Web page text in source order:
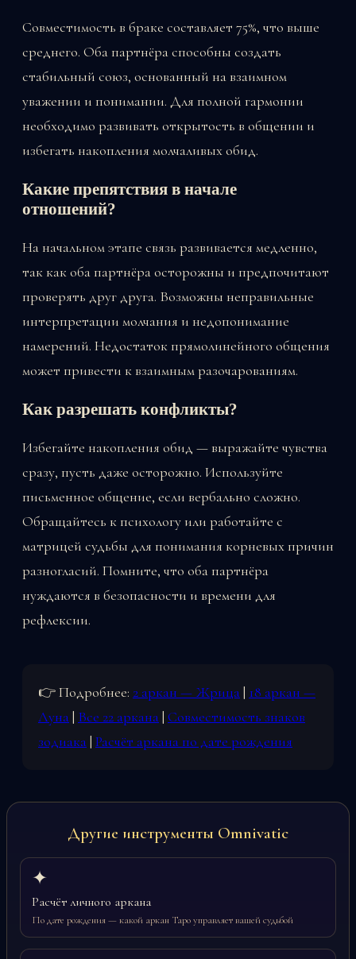
Совместимость в браке составляет 75%, что выше
среднего. Оба партнёра способны создать
стабильный союз, основанный на взаимном
уважении и понимании. Для полной гармонии
необходимо развивать открытость в общении и
избегать накопления молчаливых обид.
Какие препятствия в начале
отношений?
На начальном этапе связь развивается медленно,
так как оба партнёра осторожны и предпочитают
проверять друг друга. Возможны неправильные
интерпретации молчания и недопонимание
намерений. Недостаток прямолинейного общения
может привести к взаимным разочарованиям.
Как разрешать конфликты?
Избегайте накопления обид — выражайте чувства
сразу, пусть даже осторожно. Используйте
письменное общение, если вербально сложно.
Обращайтесь к психологу или работайте с
матрицей судьбы для понимания корневых причин
разногласий. Помните, что оба партнёра
нуждаются в безопасности и времени для
рефлексии.
👉 Подробнее: 2 аркан — Жрица| 18 аркан —
Луна| Все 22 аркана| Совместимость знаков
зодиака| Расчёт аркана по дате рождения
Другие инструменты Omnivatic
✦
Расчёт личного аркана
По дате рождения — какой аркан Таро управляет вашей судьбой